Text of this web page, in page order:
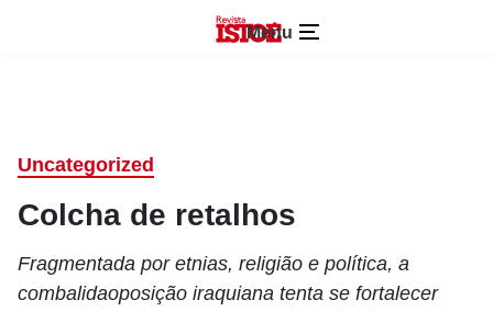
Menu
Uncategorized
Colcha de retalhos
Fragmentada por etnias, religião e política, a
combalidaoposição iraquiana tenta se fortalecer